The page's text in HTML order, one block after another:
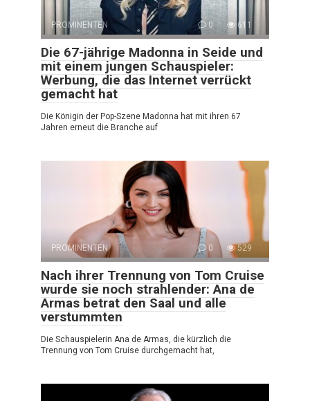
PROMINENTEN 0 611
Die 67-jährige Madonna in Seide und
mit einem jungen Schauspieler:
Werbung, die das Internet verrückt
gemacht hat
Die Königin der Pop-Szene Madonna hat mit ihren 67
Jahren erneut die Branche auf
PROMINENTEN 0 529
Nach ihrer Trennung von Tom Cruise
wurde sie noch strahlender: Ana de
Armas betrat den Saal und alle
verstummten
Die Schauspielerin Ana de Armas, die kürzlich die
Trennung von Tom Cruise durchgemacht hat,